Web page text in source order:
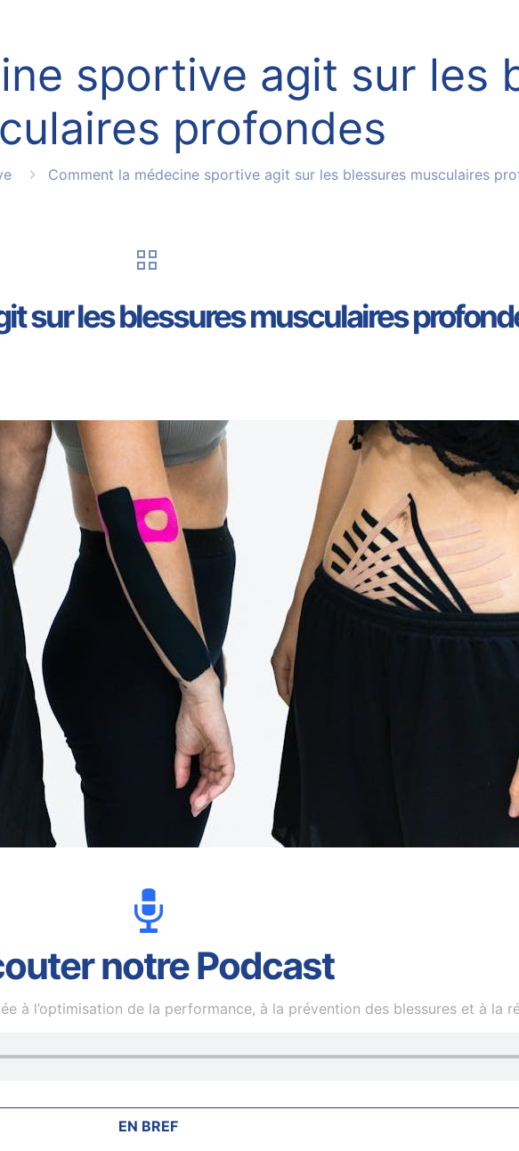
sportive agit sur les
profondes
Comment la médecine sportive agit sur les blessures musculaires
sur les blessures musculaires
notre Podcast
à l’optimisation de la performance, à la prévention des blessures et à la
EN BREF